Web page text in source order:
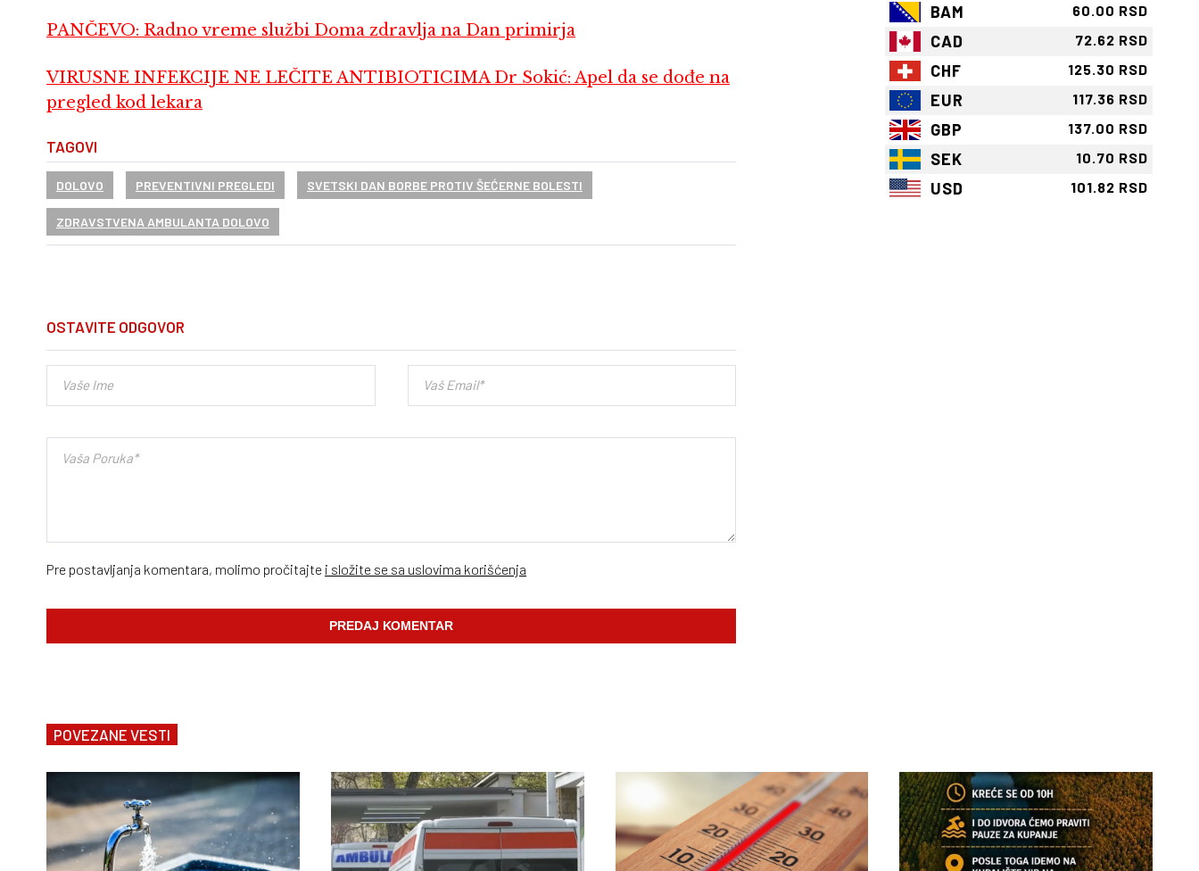
PANČEVO: Radno vreme službi Doma zdravlja na Dan primirja
VIRUSNE INFEKCIJE NE LEČITE ANTIBIOTICIMA Dr Sokić: Apel da se dođe na
pregled kod lekara
TAGOVI
DOLOVO PREVENTIVNI PREGLEDI SVETSKI DAN BORBE PROTIV ŠEĆERNE BOLESTI
ZDRAVSTVENA AMBULANTA DOLOVO
OSTAVITE ODGOVOR
Pre postavljanja komentara, molimo pročitajte i složite se sa uslovima korišćenja
BAM 60.00 RSD
CAD 72.62 RSD
CHF 125.30 RSD
EUR 117.36 RSD
GBP 137.00 RSD
SEK 10.70 RSD
USD 101.82 RSD
POVEZANE VESTI